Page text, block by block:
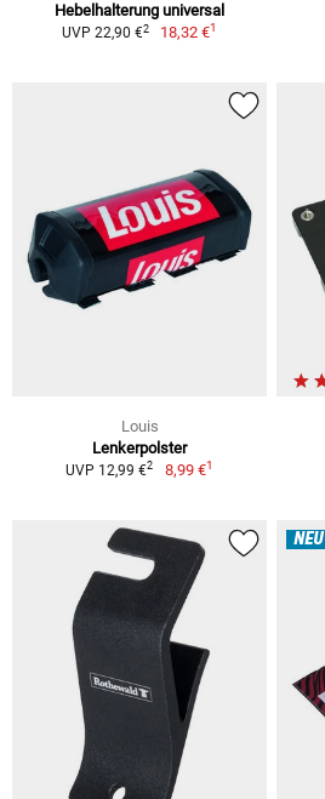
Hebelhalterung universal
UVP 22,90 €2 18,32 €1
Louis
Lenkerpolster
UVP 12,99 €2 8,99 €1
NEU